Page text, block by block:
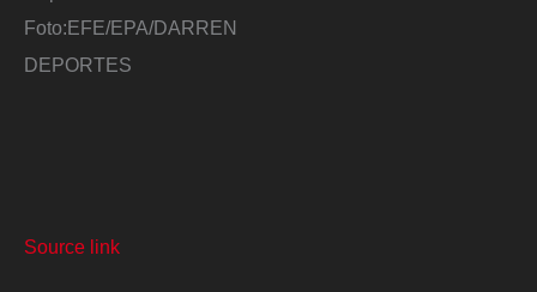
Foto:EFE/EPA/DARREN
DEPORTES
Source link